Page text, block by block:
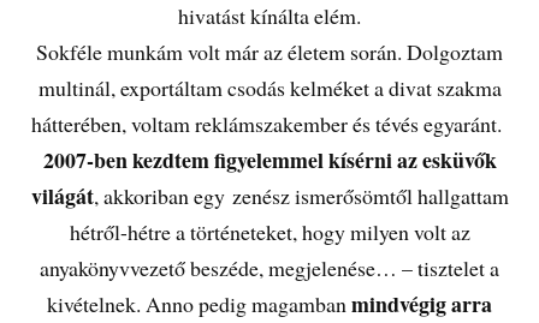
hivatást kínálta elém.
Sokféle munkám volt már az életem során. Dolgoztam
multinál, exportáltam csodás kelméket a divat szakma
hátterében, voltam reklámszakember és tévés egyaránt.
2007-ben kezdtem figyelemmel kísérni az esküvők
világát, akkoriban egy zenész ismerősömtől hallgattam
hétről-hétre a történeteket, hogy milyen volt az
anyakönyvvezető beszéde, megjelenése… – tisztelet a
kivételnek. Anno pedig magambanmindvégig arra